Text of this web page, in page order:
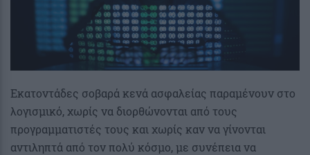
Εκατοντάδες σοβαρά κενά ασφαλείας παραμένουν στο
λογισμικό, χωρίς να διορθώνονται από τους
προγραμματιστές τους και χωρίς καν να γίνονται
αντιληπτά από τον πολύ κόσμο, με συνέπεια να